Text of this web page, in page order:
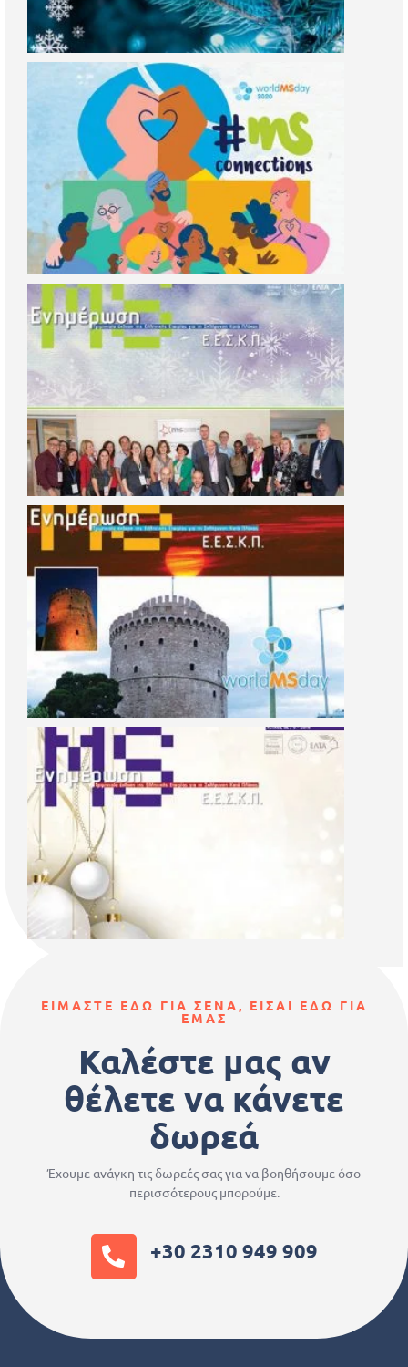
ΕΙΜΑΣΤΕ ΕΔΩ ΓΙΑ ΣΕΝΑ, ΕΙΣΑΙ ΕΔΩ ΓΙΑ
ΕΜΑΣ
Καλέστε μας αν
θέλετε να κάνετε
δωρεά
Έχουμε ανάγκη τις δωρεές σας για να βοηθήσουμε όσο
περισσότερους μπορούμε.
+30 2310 949 909